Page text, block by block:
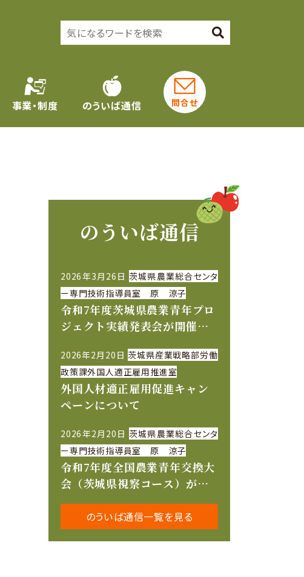
事業・制度 のういば通信 問合せ
のういば通信
2026年3月26日 茨城県農業総合センタ
ー専門技術指導員室 原 涼子
令和7年度茨城県農業青年プロ
ジェクト実績発表会が開催さ
2026年2月20日 茨城県産業戦略部労働
政策課外国人適正雇用推進室
外国人材適正雇用促進キャン
ペーンについて
2026年2月20日 茨城県農業総合センタ
ー専門技術指導員室 原 涼子
令和7年度全国農業青年交換大
会（茨城県視察コース）が開
のういば通信一覧を見る